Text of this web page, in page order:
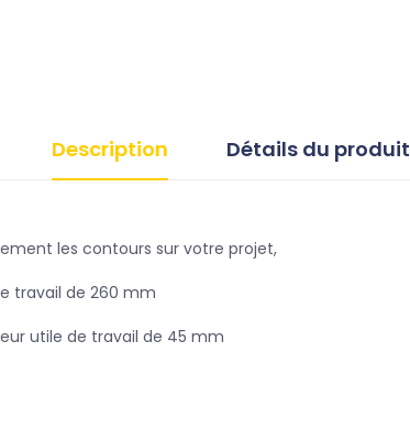
Description Détails du produit
les contours sur votre projet,
travail de 260 mm
utile de travail de 45 mm